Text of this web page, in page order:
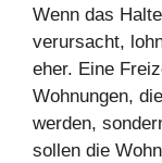
Wenn das
verursacht,
eher. Eine
Wohnungen,
werden,
sollen die